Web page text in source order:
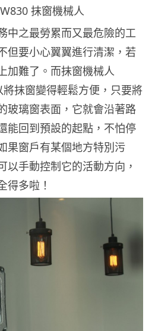
抹窗機械人
中之最勞累而又最危險的工
但要小心翼翼進行清潔，若
加難了。而抹窗機械人
抹窗變得輕鬆方便，只要將
玻璃窗表面，它就會沿著路
能回到預設的起點，不怕停
果窗戶有某個地方特別污
以手動控制它的活動方向，
得多啦！